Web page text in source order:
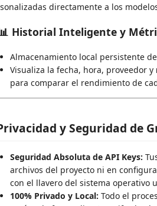
directamente a los
Historial Inteligente y
Almacenamiento local persistente
Visualiza la fecha, hora, proveedor y
para comparar el rendimiento de
y Seguridad de
Seguridad Absoluta de API Keys:
archivos del proyecto ni en
con el llavero del sistema operativo
100% Privado y Local: Todo el